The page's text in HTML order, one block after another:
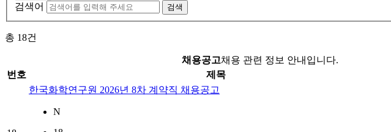
검색어 검색
총 18건
채용공고채용 관련 정보 안내입니다.
번호
제목
한국화학연구원 2026년 8차 계약직 채용공고
N